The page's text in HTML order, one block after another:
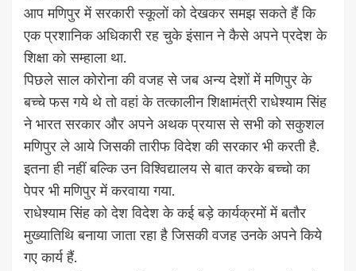
आप मणिपुर में सरकारी स्कूलों को देखकर समझ सकते हैं कि
एक प्रशानिक अधिकारी रह चुके इंसान ने कैसे अपने प्रदेश के
शिक्षा को सम्हाला था.
पिछले साल कोरोना की वजह से जब अन्य देशों में मणिपुर के
बच्चे फस गये थे तो वहां के तत्कालीन शिक्षामंत्री राधेश्याम सिंह
ने भारत सरकार और अपने अथक प्रयास से सभी को सकुशल
मणिपुर ले आये जिसकी तारीफ विदेश की सरकार भी करती है.
इतना ही नहीं बल्कि उन विश्विद्यालय से बात करके बच्चो का
पेपर भी मणिपुर में करवाया गया.
राधेश्याम सिंह को देश विदेश के कई बड़े कार्यक्रमों में बतौर
मुख्यातिथि बनाया जाता रहा है जिसकी वजह उनके अपने किये
गए कार्य हैं.